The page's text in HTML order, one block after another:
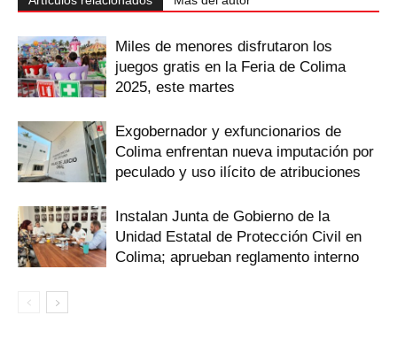
Miles de menores disfrutaron los
juegos gratis en la Feria de Colima
2025, este martes
Exgobernador y exfuncionarios de
Colima enfrentan nueva imputación por
peculado y uso ilícito de atribuciones
Instalan Junta de Gobierno de la
Unidad Estatal de Protección Civil en
Colima; aprueban reglamento interno